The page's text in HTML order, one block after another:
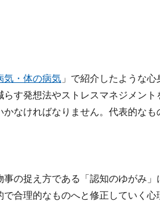
気・体の病気 」で紹介したような心
らす発想法やストレスマネジメント
なければなりません。代表的なも
事の捉え方である「認知のゆがみ」
合理的なものへと修正していく心